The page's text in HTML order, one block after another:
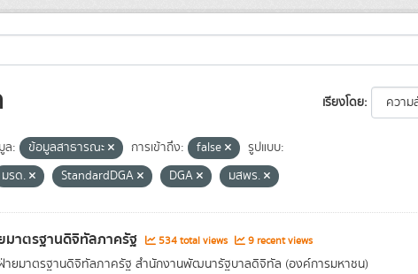
เรียงโดย
ล: ข้อมูลสาธารณะ การเข้าถึง: false
รูปแบบ:
มรด. StandardDGA DGA มสพร.
าตรฐานดิจิทัลภาครัฐ 534 total views 9 recent views
ยมาตรฐานดิจิทัลภาครัฐ สำนักงานพัฒนารัฐบาลดิจิทัล (องค์การมหาชน)